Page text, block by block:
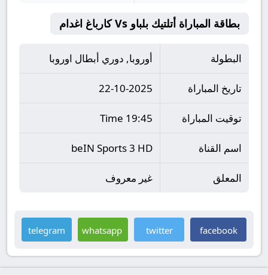
بطاقة المباراة أتلتيك بلباو Vs كارباغ اغدام
البطولة أوروبا, دوري أبطال اوروبا
تاريخ المباراة 22-10-2025
توقيت المباراة 19:45 Time
اسم القناة beIN Sports 3 HD
المعلق غير معروف
facebook
twitter
whatsapp
telegram